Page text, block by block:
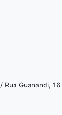
Rua Guanandi,